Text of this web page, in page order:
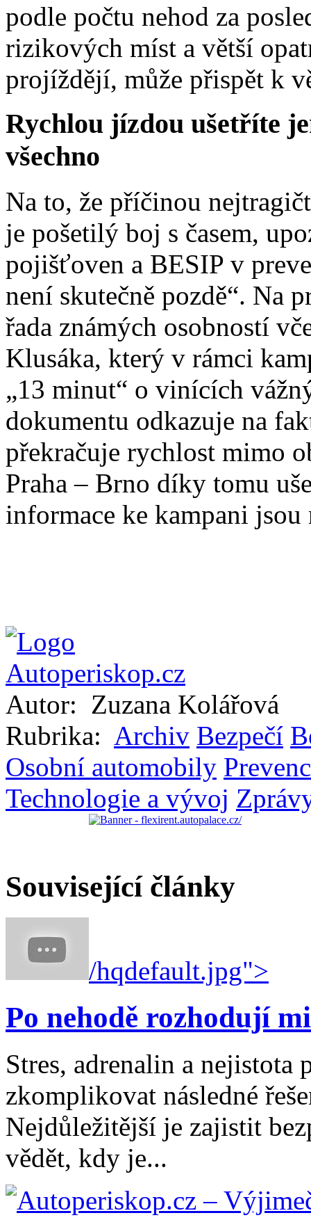
podle počtu nehod za
rizikových míst a větší
projíždějí, může přispět k
Rychlou jízdou ušetříte
všechno
Na to, že příčinou
je pošetilý boj s časem,
pojišťoven a BESIP v
není skutečně pozdě“. Na
řada známých osobností
Klusáka, který v rámci
„13 minut“ o vinících
dokumentu odkazuje na
překračuje rychlost mimo
Praha – Brno díky tomu
informace ke kampani
Autor: Zuzana Kolářová
Rubrika: Archiv Bezpečí
Osobní automobily
Technologie a vývoj
Související články
/hqdefault.jpg">
Po nehodě rozhodují
Stres, adrenalin a nejistota
zkomplikovat následné
Nejdůležitější je zajistit
vědět, kdy je...